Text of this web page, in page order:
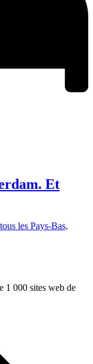
Et
les Pays-Bas,
1 000 sites web de